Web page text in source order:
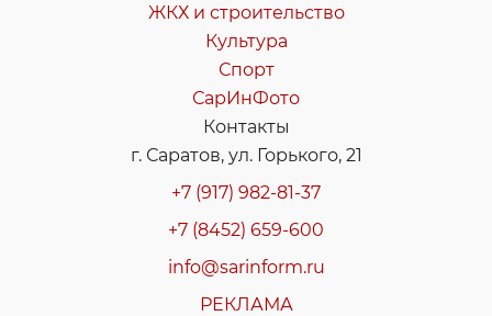
ЖКХ и строительство
Культура
Спорт
СарИнФото
Контакты
г. Саратов, ул. Горького, 21
+7 (917) 982-81-37
+7 (8452) 659-600
info@sarinform.ru
РЕКЛАМА